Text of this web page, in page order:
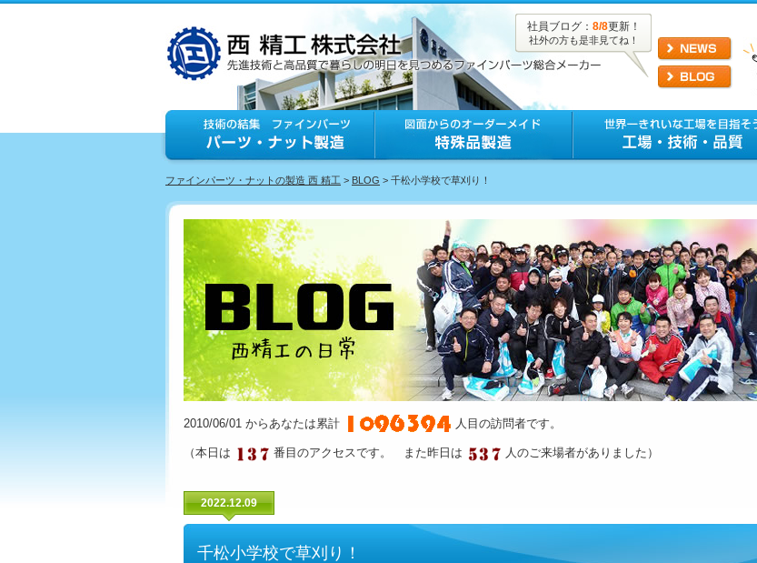
社員ブログ： 8/8更新！
社外の方も是非見てね！
ファインパーツ・ナットの製造 西 精工 > BLOG > 千松小学校で草刈り！
2010/06/01 からあなたは累計 人目の訪問者です。
（本日は 番目のアクセスです。 また昨日は 人のご来場者がありました）
2022.12.09
千松小学校で草刈り！